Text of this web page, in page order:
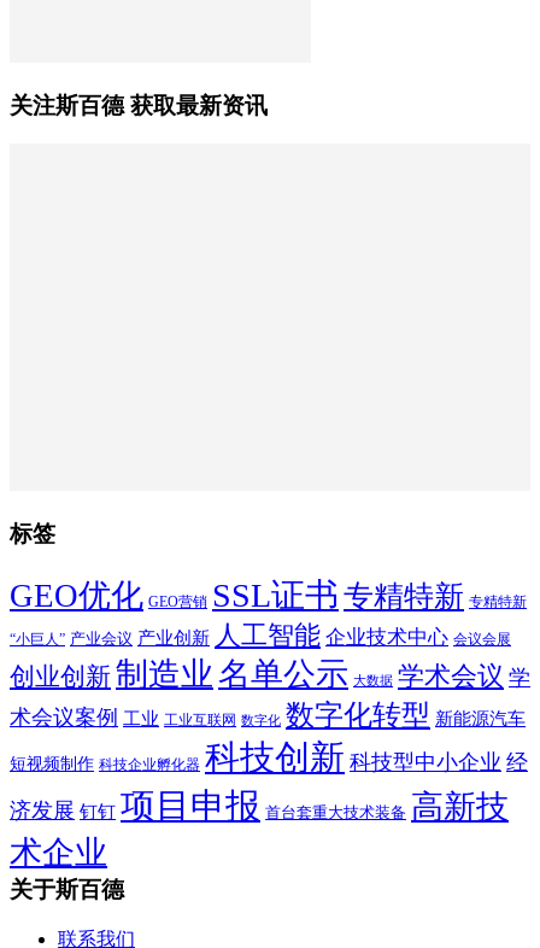
关注斯百德 获取最新资讯
标签
GEO优化 GEO营销 SSL证书 专精特新 专精特新
“小巨人” 产业会议 产业创新 人工智能 企业技术中心 会议会展
创业创新制造业 名单公示 大数据 学术会议 学
术会议案例 工业 工业互联网 数字化 数字化转型 新能源汽车
短视频制作 科技企业孵化器 科技创新 科技型中小企业 经
济发展 钉钉 项目申报 首台套重大技术装备 高新技
术企业
关于斯百德
联系我们